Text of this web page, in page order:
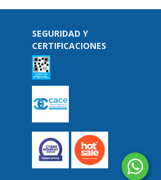
SEGURIDAD Y
CERTIFICACIONES